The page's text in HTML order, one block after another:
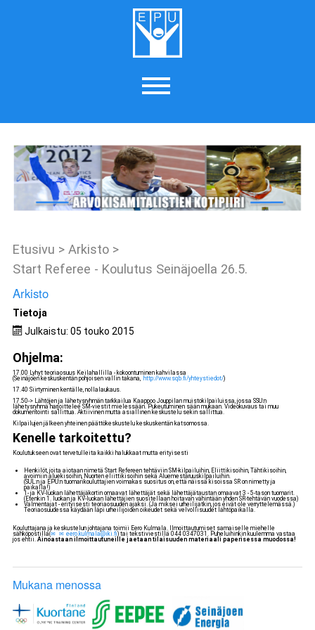
Etusivu > Arkisto >
Start Referee - Koulutus Seinäjoella 26.5.
Arkisto
Tietoja
Julkaistu: 05 touko 2015
Ohjelma:
17.00 Lyhyt teoriaosuus Keilahallilla - kokoontuminen kahvilassa
(Seinäjoen keskuskentän pohjoisen vallin takana,
http://www.sqb.fi/yhteystiedot/)
17.40 Siirtyminen kentälle, nollalaukaus.
17.50-> Lähtöjen ja lähetysryhmän tarkkailua Kaappoo Jouppilan muistokilpailuissa, jossa SSU:n
lähetysryhmä harjoittelee SM-viestit mielessään. Pukeutuminen sään mukaan. Videokuvaus tai muu
dokumentointi sallittua. Aktiivinen mutta asiallinen keskustelu sekin sallittua.
Kilpailujen jälkeen yhteinen päättökeskustelu keskuskentän katsomossa.
Kenelle tarkoitettu?
Koulutukseen ovat tervetulleita kaikki halukkaat mutta erityisesti
Henkilöt, joita aiotaan nimetä Start Refereen tehtäviin SM-kilpailuihin, Eliittikisoihin, Tähtikisoihin,
avoimiin aluekisoihin, Nuorten eliittikisoihin sekä Aluemestaruuskilpailuihin.
(SUL:n ja EPU:n tuomarikouluttajien voimakas suositus on, että näissä kisoissa SR on nimetty ja
paikalla!)
1- ja KV-luokan lähettäjäkortin omaavat lähettäjät sekä lähettäjätaustan omaavat 3 - 5-tason tuomarit.
(Etenkin 1. luokan ja KV-luokan lähettäjien suositellaan hoitavan vähintään yhden SR-tehtävän vuodessa)
Valmentajat - erityisesti teoriaosuuden ajaksi. (Ja miksei urheilijatkin, jos eivät ole verryttelemässä.)
Teoriaosuudessa käydään läpi urheilijoiden oikeudet sekä velvollisuudet lähtöpaikalla.
Kouluttajana ja keskustelun johtajana toimii Eero Kulmala. Ilmoittautumiset samaiselle miehelle
sähköpostilla(
eero.kulmala@iki.fi) tai tekstiviestillä 044 0347031. Puheluihinkin kuulemma vastaa
jos ehtii.Ainoastaan ilmoittautuneille jaetaan tilaisuuden materiaali paperisessa muodossa!
Mukana menossa